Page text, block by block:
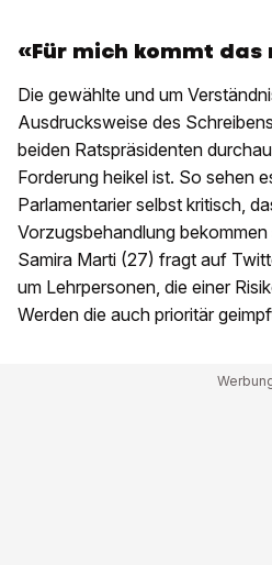
«Für mich kommt das
Die gewählte und um
Ausdrucksweise des
beiden Ratspräsidenten
Forderung heikel ist. So sehen
Parlamentarier selbst kritisch,
Vorzugsbehandlung
Samira Marti (27) fragt auf
um Lehrpersonen, die einer
Werden die auch prioritär